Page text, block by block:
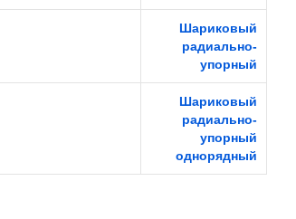
Шариковый
радиально-
упорный
Шариковый
радиально-
упорный
однорядный